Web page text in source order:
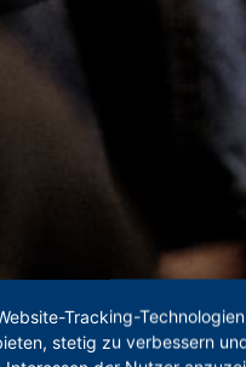
Tracking-
stetig zu verbessern